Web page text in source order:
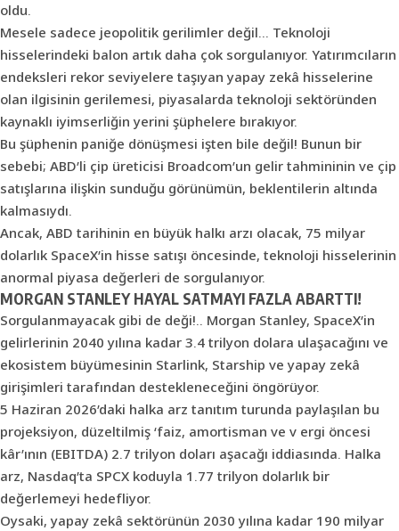
oldu.
Mesele sadece jeopolitik gerilimler değil… Teknoloji
hisselerindeki balon artık daha çok sorgulanıyor. Yatırımcıların
endeksleri rekor seviyelere taşıyan yapay zekâ hisselerine
olan ilgisinin gerilemesi, piyasalarda teknoloji sektöründen
kaynaklı iyimserliğin yerini şüphelere bırakıyor.
Bu şüphenin paniğe dönüşmesi işten bile değil! Bunun bir
sebebi; ABD’li çip üreticisi Broadcom’un gelir tahmininin ve çip
satışlarına ilişkin sunduğu görünümün, beklentilerin altında
kalmasıydı.
Ancak, ABD tarihinin en büyük halkı arzı olacak, 75 milyar
dolarlık SpaceX’in hisse satışı öncesinde, teknoloji hisselerinin
anormal piyasa değerleri de sorgulanıyor.
MORGAN STANLEY HAYAL SATMAYI FAZLA ABARTTI!
Sorgulanmayacak gibi de deği!.. Morgan Stanley, SpaceX’in
gelirlerinin 2040 yılına kadar 3.4 trilyon dolara ulaşacağını ve
ekosistem büyümesinin Starlink, Starship ve yapay zekâ
girişimleri tarafından destekleneceğini öngörüyor.
5 Haziran 2026’daki halka arz tanıtım turunda paylaşılan bu
projeksiyon, düzeltilmiş ‘faiz, amortisman ve v ergi öncesi
kâr’ının (EBITDA) 2.7 trilyon doları aşacağı iddiasında. Halka
arz, Nasdaq’ta SPCX koduyla 1.77 trilyon dolarlık bir
değerlemeyi hedefliyor.
Oysaki, yapay zekâ sektörünün 2030 yılına kadar 190 milyar